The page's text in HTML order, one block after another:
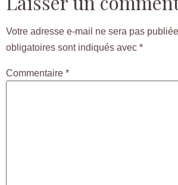
Votre adresse e-mail ne sera pas
obligatoires sont indiqués avec *
Commentaire *